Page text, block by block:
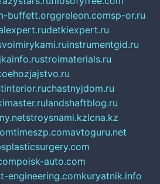
buffett.orggreleon.comsp-or.ru
detkiexpert.ru
instrumentgid.ru
stroimaterials.ru
chastnyjdom.ru
landshaftblog.ru
stroysnami.kzlcna.kz
timeszp.comavtoguru.net
poisk-auto.com
engineering.comkuryatnik.info